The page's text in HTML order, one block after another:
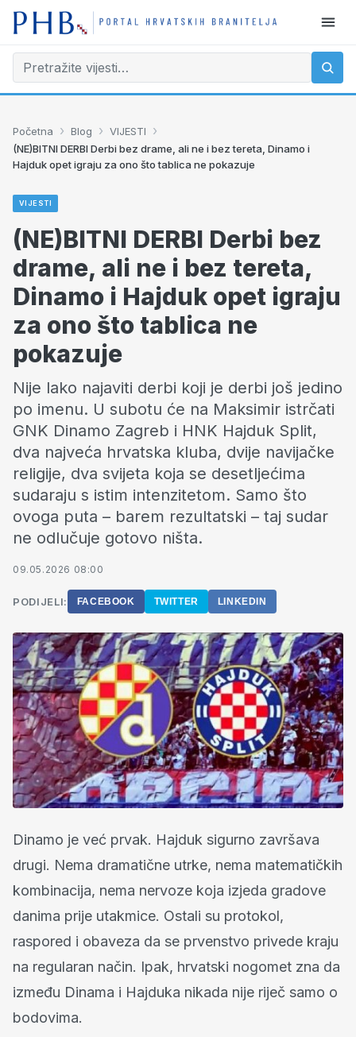
Početna › Blog › VIJESTI ›
(NE)BITNI DERBI Derbi bez drame, ali ne i bez tereta, Dinamo i
Hajduk opet igraju za ono što tablica ne pokazuje
VIJESTI
(NE)BITNI DERBI Derbi bez
drame, ali ne i bez tereta,
Dinamo i Hajduk opet igraju
za ono što tablica ne
pokazuje
Nije lako najaviti derbi koji je derbi još jedino
po imenu. U subotu će na Maksimir istrčati
GNK Dinamo Zagreb i HNK Hajduk Split,
dva najveća hrvatska kluba, dvije navijačke
religije, dva svijeta koja se desetljećima
sudaraju s istim intenzitetom. Samo što
ovoga puta – barem rezultatski – taj sudar
ne odlučuje gotovo ništa.
09.05.2026 08:00
PODIJELI: FACEBOOK TWITTER LINKEDIN
Dinamo je već prvak. Hajduk sigurno završava
drugi. Nema dramatične utrke, nema matematičkih
kombinacija, nema nervoze koja izjeda gradove
danima prije utakmice. Ostali su protokol,
raspored i obaveza da se prvenstvo privede kraju
na regularan način. Ipak, hrvatski nogomet zna da
između Dinama i Hajduka nikada nije riječ samo o
bodovima.